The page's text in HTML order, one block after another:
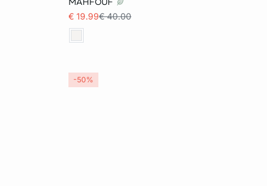
€ 19.99€ 40.00
-50%